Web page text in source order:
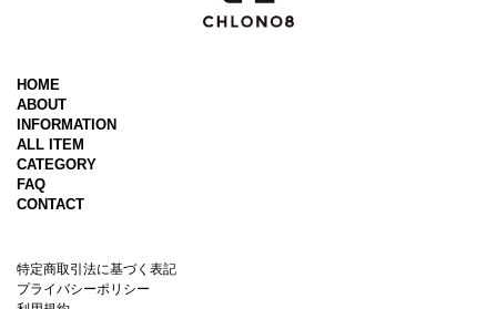
HOME
ABOUT
INFORMATION
ALL ITEM
CATEGORY
FAQ
CONTACT
特定商取引法に基づく表記
プライバシーポリシー